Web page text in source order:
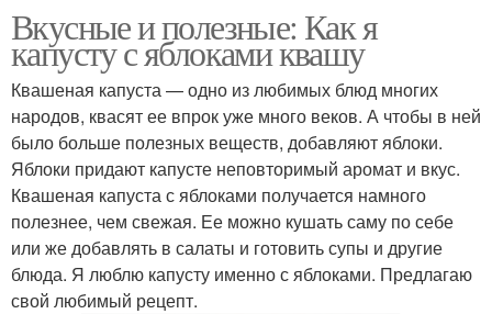
Вкусные и полезные: Как я
капусту с яблоками квашу
Квашеная капуста — одно из любимых блюд многих
народов, квасят ее впрок уже много веков. А чтобы в ней
было больше полезных веществ, добавляют яблоки.
Яблоки придают капусте неповторимый аромат и вкус.
Квашеная капуста с яблоками получается намного
полезнее, чем свежая. Ее можно кушать саму по себе
или же добавлять в салаты и готовить супы и другие
блюда. Я люблю капусту именно с яблоками. Предлагаю
свой любимый рецепт.